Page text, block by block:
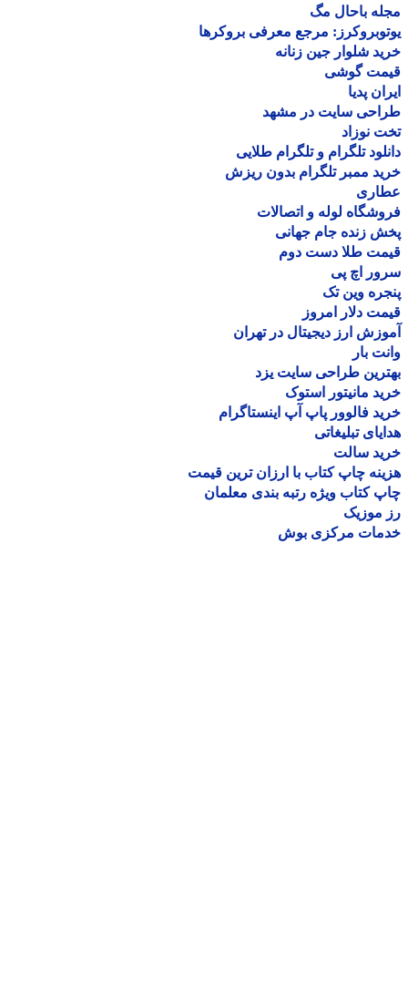
باحال مگ
مرجع معرفی بروکرها
شلوار جین زنانه
گوشی
پدیا
سایت در مشهد
نوزاد
تلگرام و تلگرام طلایی
ممبر تلگرام بدون ریزش
لوله و اتصالات
زنده جام جهانی
طلا دست دوم
اچ پی
وین تک
دلار امروز
ارز دیجیتال در تهران
بار
طراحی سایت یزد
مانیتور استوک
فالوور پاپ آپ اینستاگرام
تبلیغاتی
سالت
چاپ کتاب با ارزان ترین قیمت
کتاب ویژه رتبه بندی معلمان
موزیک
مرکزی بوش